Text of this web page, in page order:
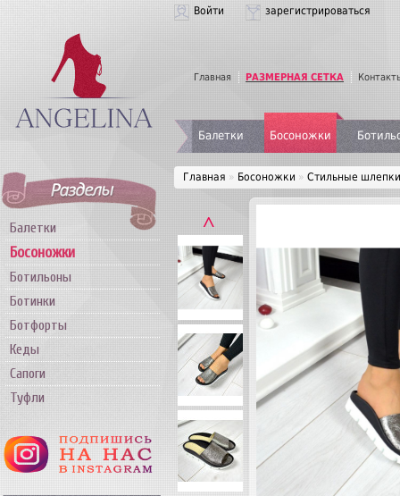
Войти зарегистрироваться
Главная РАЗМЕРНАЯ СЕТКА
Балетки Босоножки
Балетки
Босоножки
Ботильоны
Ботинки
Ботфорты
Кеды
Сапоги
Туфли
Главная » Босоножки » Стильные
˄